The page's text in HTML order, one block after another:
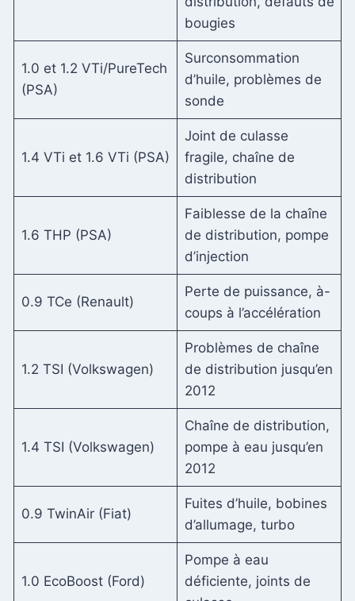
bougies
1.0 et 1.2 VTi/PureTech
(PSA)
Surconsommation
d’huile, problèmes de
sonde
1.4 VTi et 1.6 VTi (PSA)
Joint de culasse
fragile, chaîne de
distribution
1.6 THP (PSA)
Faiblesse de la chaîne
de distribution, pompe
d’injection
0.9 TCe (Renault)
Perte de puissance, à-
coups à l’accélération
1.2 TSI (Volkswagen)
Problèmes de chaîne
de distribution jusqu’en
2012
1.4 TSI (Volkswagen)
Chaîne de distribution,
pompe à eau jusqu’en
2012
0.9 TwinAir (Fiat)
Fuites d’huile, bobines
d’allumage, turbo
1.0 EcoBoost (Ford)
Pompe à eau
déficiente, joints de